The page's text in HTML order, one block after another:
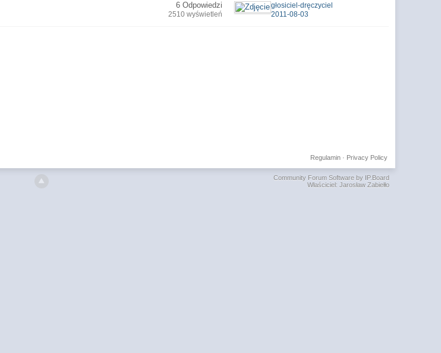
6 Odpowiedzi
2510 wyświetleń
głosiciel-dręczyciel
2011-08-03
Privacy Policy
Regulamin·
Community Forum Software by IP.Board
Właściciel: Jarosław Zabiełło